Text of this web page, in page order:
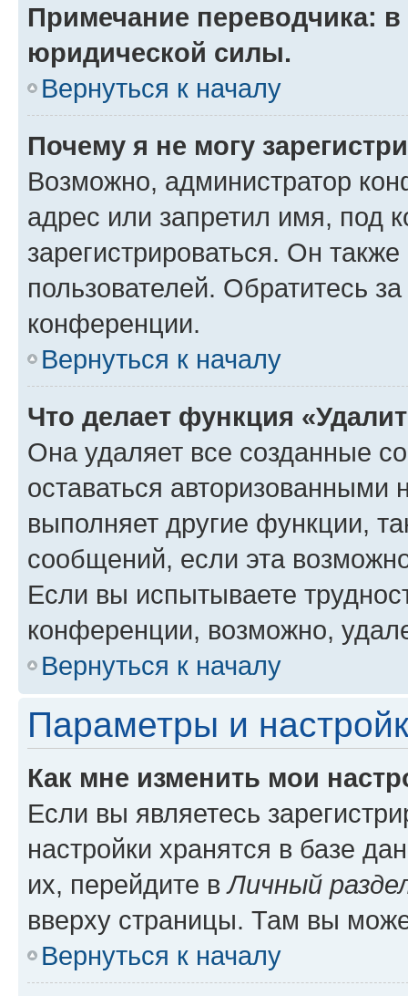
Примечание переводчика:
юридической силы.
Вернуться к началу
Почему я не могу
Возможно, администратор
адрес или запретил имя, под
зарегистрироваться. Он
пользователей. Обратитесь
конференции.
Вернуться к началу
Что делает функция
Она удаляет все созданные
оставаться авторизованными
выполняет другие функции,
сообщений, если эта
Если вы испытываете
конференции, возможно,
Вернуться к началу
Параметры и
Как мне изменить мои
Если вы являетесь
настройки хранятся в базе
их, перейдите вЛичный
вверху страницы. Там вы
Вернуться к началу